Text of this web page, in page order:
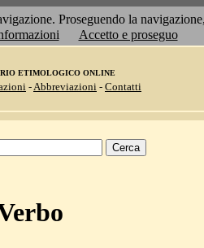
Proseguendo la
Accetto e proseguo
ETIMOLOGICO ONLINE
-Abbreviazioni - Contatti